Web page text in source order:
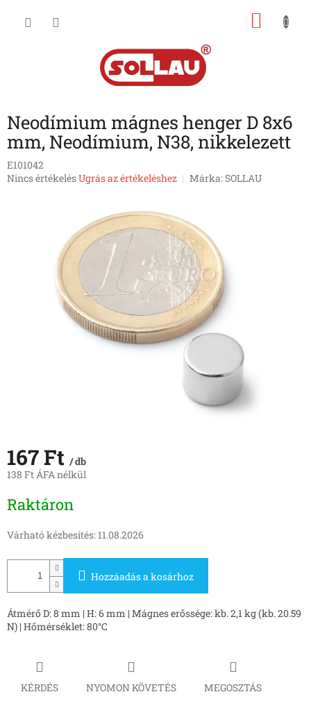
Neodímium mágnes henger D 8x6
mm, Neodímium, N38, nikkelezett
E101042
A
Nincs értékelésUgrás az értékeléshez Márka:SOLLAU
167 Ft / db
138 Ft ÁFA nélkül
Raktáron
Várható kézbesítés: 11.08.2026
Hozzáadás a kosárhoz
Átmérő D: 8 mm | H: 6 mm | Mágnes erőssége: kb. 2,1 kg (kb. 20.59
N) | Hőmérséklet: 80°C
KÉRDÉS NYOMON KÖVETÉS MEGOSZTÁS